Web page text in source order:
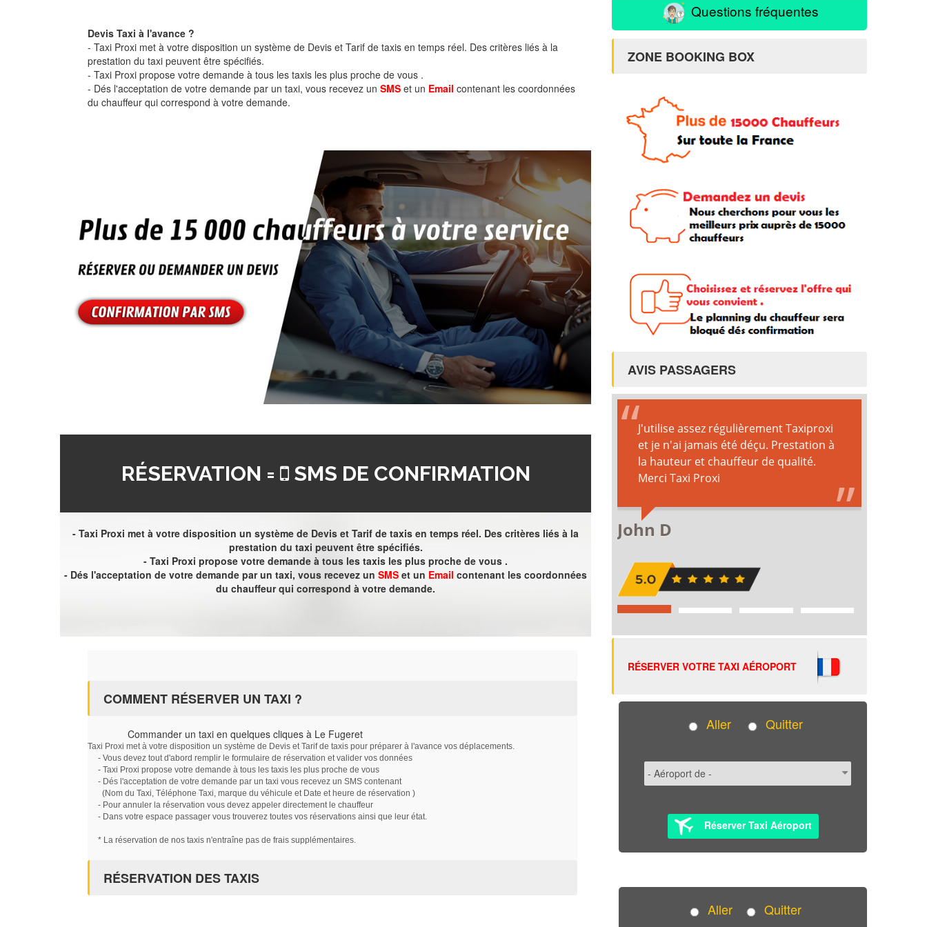
Devis Taxi à l'avance ?
- Taxi Proxi met à votre disposition un système de Devis et Tarif de taxis en temps réel. Des critères liés à la
prestation du taxi peuvent être spécifiés.
- Taxi Proxi propose votre demande à tous les taxis les plus proche de vous .
- Dés l'acceptation de votre demande par un taxi, vous recevez un SMS et un Email contenant les coordonnées
du chauffeur qui correspond à votre demande.
RÉSERVATION = SMS DE CONFIRMATION
- Taxi Proxi met à votre disposition un système de Devis et Tarif de taxis en temps réel. Des critères liés à la
prestation du taxi peuvent être spécifiés.
- Taxi Proxi propose votre demande à tous les taxis les plus proche de vous .
- Dés l'acceptation de votre demande par un taxi, vous recevez un SMS et un Email contenant les coordonnées
du chauffeur qui correspond à votre demande.
COMMENT RÉSERVER UN TAXI ?
Commander un taxi en quelques cliques à Le Fugeret
Taxi Proxi met à votre disposition un système de Devis et Tarif de taxis pour préparer à l'avance vos déplacements.
- Vous devez tout d'abord remplir le formulaire de réservation et valider vos données
- Taxi Proxi propose votre demande à tous les taxis les plus proche de vous
- Dés l'acceptation de votre demande par un taxi vous recevez un SMS contenant
(Nom du Taxi, Téléphone Taxi, marque du véhicule et Date et heure de réservation )
- Pour annuler la réservation vous devez appeler directement le chauffeur
- Dans votre espace passager vous trouverez toutes vos réservations ainsi que leur état.
* La réservation de nos taxis n'entraîne pas de frais supplémentaires.
RÉSERVATION DES TAXIS
Questions fréquentes
ZONE BOOKING BOX
AVIS PASSAGERS
RÉSERVER VOTRE TAXI AÉROPORT
Aller Quitter
Réserver Taxi Aéroport
Aller Quitter